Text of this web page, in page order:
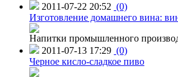
2011-07-22 20:52 (0)
Изготовление домашнего вина:
Напитки промышленного
2011-07-13 17:29 (0)
Черное кисло-сладкое пиво